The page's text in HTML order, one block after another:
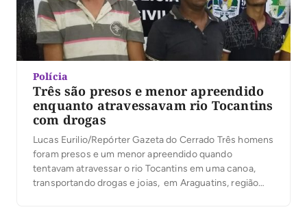
Polícia
Três são presos e menor apreendido
enquanto atravessavam rio Tocantins
com drogas
Lucas Eurilio/Repórter Gazeta do Cerrado Três homens
foram presos e um menor apreendido quando
tentavam atravessar o rio Tocantins em uma canoa,
transportando drogas e joias, em Araguatins, região